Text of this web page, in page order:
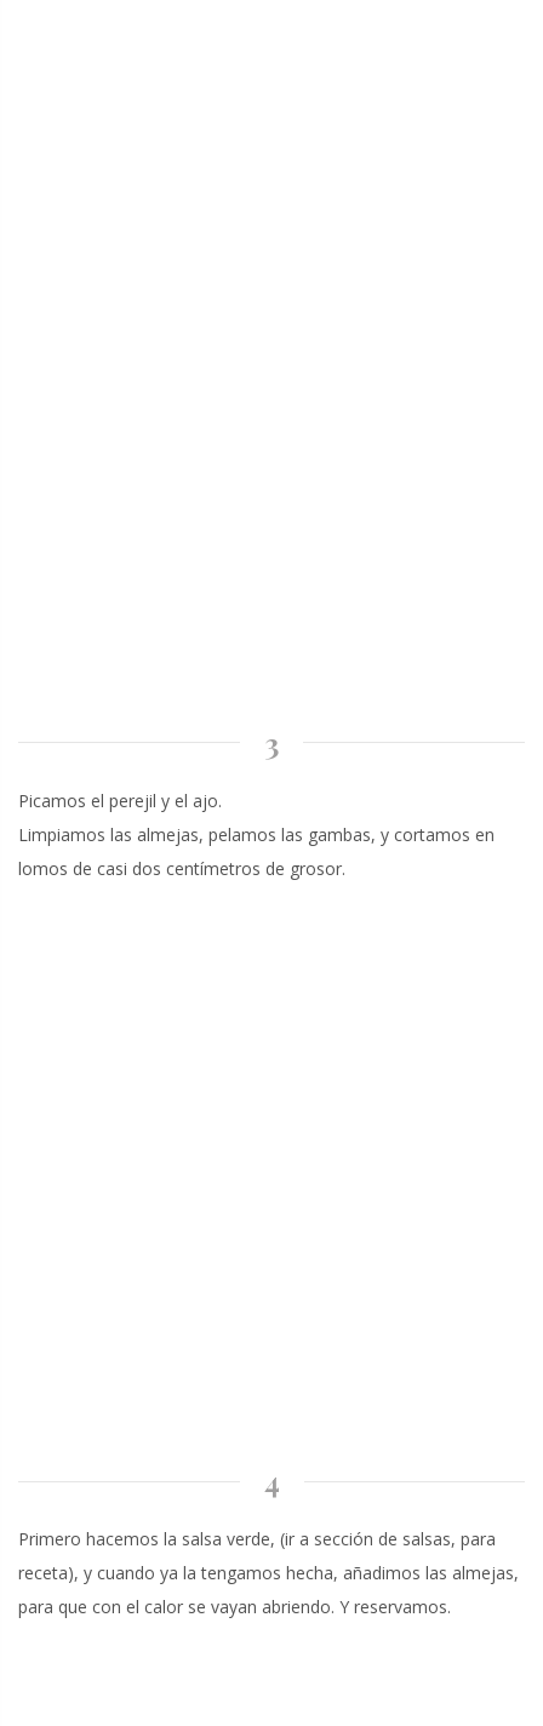
3
Picamos el perejil y el ajo.
Limpiamos las almejas, pelamos las gambas, y cortamos en
lomos de casi dos centímetros de grosor.
4
Primero hacemos la salsa verde, (ir a sección de salsas, para
receta), y cuando ya la tengamos hecha, añadimos las almejas,
para que con el calor se vayan abriendo. Y reservamos.